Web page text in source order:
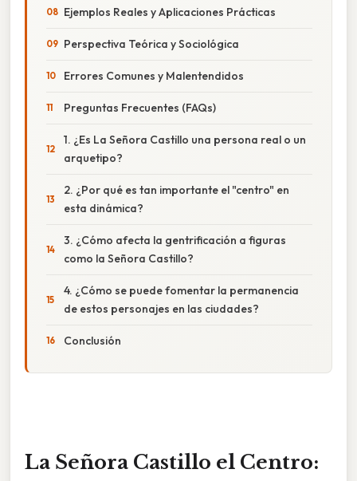
Ejemplos Reales y Aplicaciones Prácticas
Perspectiva Teórica y Sociológica
Errores Comunes y Malentendidos
Preguntas Frecuentes (FAQs)
1. ¿Es La Señora Castillo una persona real o un
arquetipo?
2. ¿Por qué es tan importante el "centro" en
esta dinámica?
3. ¿Cómo afecta la gentrificación a figuras
como la Señora Castillo?
4. ¿Cómo se puede fomentar la permanencia
de estos personajes en las ciudades?
Conclusión
La Señora Castillo el Centro: